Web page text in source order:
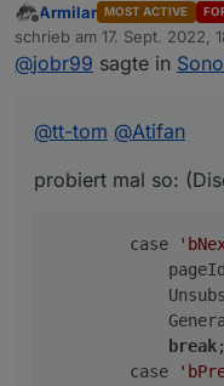
probiert mal so:
case
case
Offline
Armilar MOST ACTIVE
schrieb am 17. Sept. 2022,
zuletzt editiert von Armilar
@jobr99 sagte in
@tt-tom @Atifan
probiert mal so:
        case
break;
        case